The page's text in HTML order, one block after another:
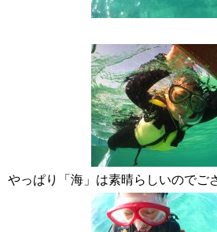
やっぱり「海」は素晴らしいのでご